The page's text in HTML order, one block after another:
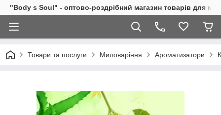
"Body s Soul" - оптово-роздрібний магазин товарів для
Товари та послуги Миловаріння Ароматизатори